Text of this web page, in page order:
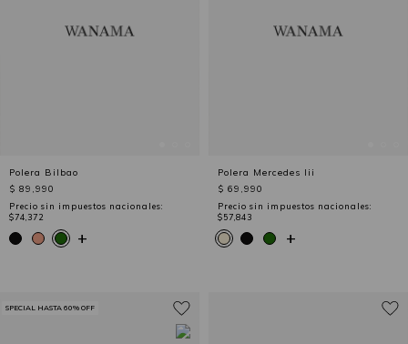
Polera Bilbao
$ 89,990
Precio sin impuestos nacionales:
$74,372
+
Polera Mercedes Iii
$ 69,990
Precio sin impuestos nacionales:
$57,843
+
SPECIAL HASTA 60% OFF